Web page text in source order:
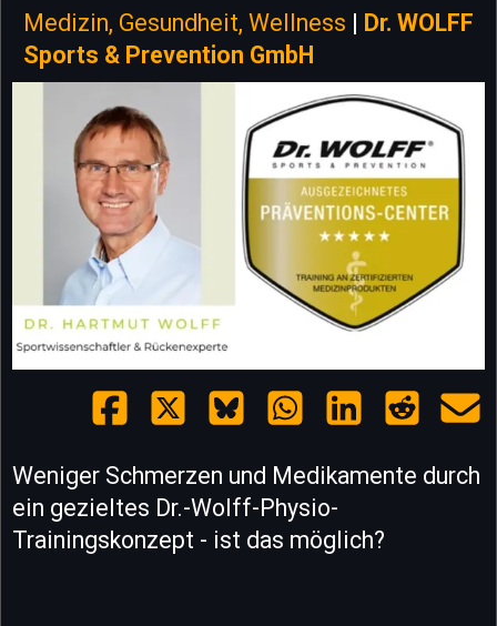
Medizin, Gesundheit, Wellness | Dr. WOLFF
Sports & Prevention GmbH
Weniger Schmerzen und Medikamente durch
ein gezieltes Dr.-Wolff-Physio-
Trainingskonzept - ist das möglich?